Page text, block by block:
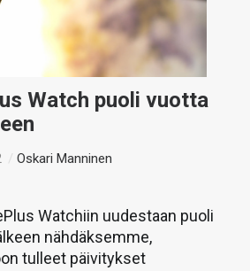
Watch puoli vuotta
/Oskari Manninen
Watchiin uudestaan puoli
nähdäksemme,
tulleet päivitykset